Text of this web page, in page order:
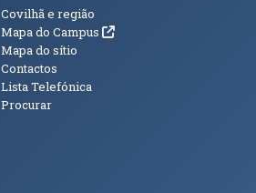
Informações
Covilhã e região
Mapa do Campus (abre em nova janela)
Mapa do sítio
Contactos
Lista Telefónica
Procurar